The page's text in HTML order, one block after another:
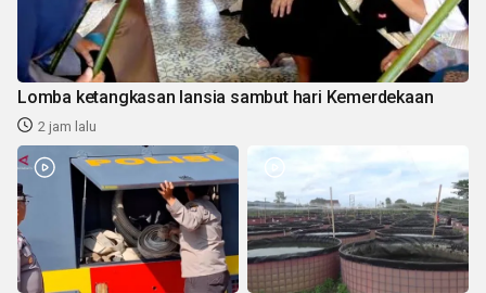
Lomba ketangkasan lansia sambut hari Kemerdekaan
2 jam lalu